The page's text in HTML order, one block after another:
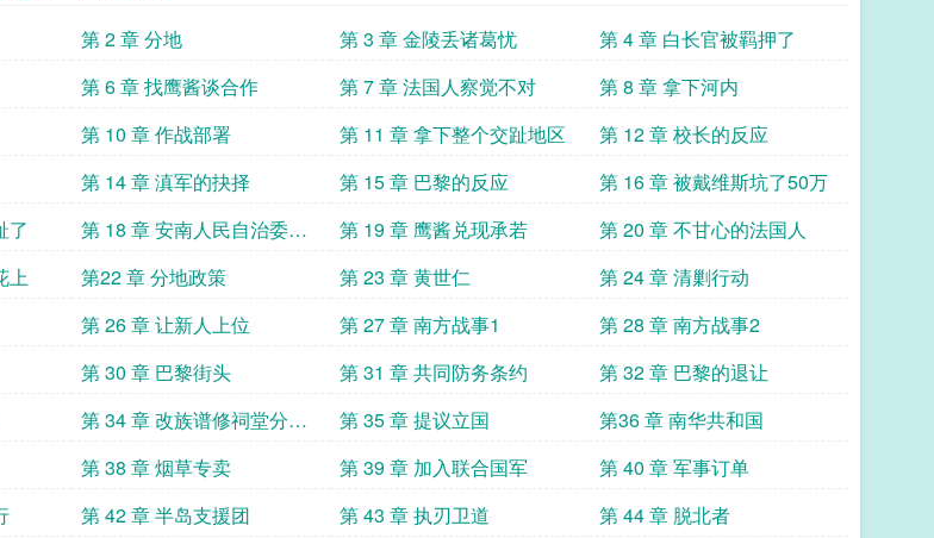
第 2 章 分地 第 3 章 金陵丢诸葛忧
第 4 章 白长官被羁押了
第 6 章 找鹰酱谈合作 第 7 章 法国人察觉不对
第 8 章 拿下河内
第 10 章 作战部署 第 11 章 拿下整个交趾地区
第 12 章 校长的反应
第 14 章 滇军的抉择 第 15 章 巴黎的反应
第 16 章 被戴维斯坑了50万
了
第 18 章 安南人民自治委员
会
第 19 章 鹰酱兑现承若
第 20 章 不甘心的法国人
上
第22 章 分地政策 第 23 章 黄世仁
第 24 章 清剿行动
第 26 章 让新人上位 第 27 章 南方战事1
第 28 章 南方战事2
第 30 章 巴黎街头 第 31 章 共同防务条约
第 32 章 巴黎的退让
第 34 章 改族谱修祠堂分田
地
第 35 章 提议立国
第36 章 南华共和国
第 38 章 烟草专卖 第 39 章 加入联合国军
第 40 章 军事订单
第 42 章 半岛支援团 第 43 章 执刃卫道
第 44 章 脱北者